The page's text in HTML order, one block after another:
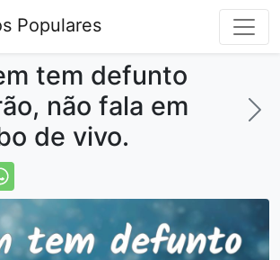
Populares
tem defunto
não fala em
de vivo.